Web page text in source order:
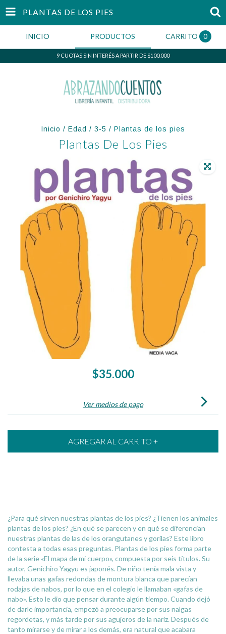
PLANTAS DE LOS PIES
INICIO PRODUCTOS CARRITO 0
9 CUOTAS SIN INTERÉS A PARTIR DE $100.000
Inicio / Edad / 3-5 / Plantas de los pies
Plantas De Los Pies
$35.000
Ver medios de pago
¿Para qué sirven nuestras plantas de los pies? ¿Tienen los animales
plantas de los pies? ¿En qué se parecen y en qué se diferencian
nuestras plantas de las de los orangutanes y gorilas? Este libro
contesta a todas esas preguntas. Plantas de los pies forma parte
de la serie «El mapa de mi cuerpo», compuesta por seis títulos. Su
autor, Genichiro Yagyu es japonés. De niño tenía mala vista y
llevaba unas gafas redondas de montura blanca que parecían
rodajas de nabos, por lo que en el colegio le llamaban «gafas de
nabo». Esto le dio que pensar durante algún tiempo. Cuando dejó
de darle importancia, empezó a preocuparse por sus nalgas
regordetas, y más tarde por sus agujeros de la nariz. Después de
tanto mirarse y de mirar a los demás, era natural que acabara